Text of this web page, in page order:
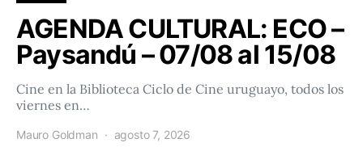
AGENDA CULTURAL: ECO –
Paysandú – 07/08 al 15/08
Cine en la Biblioteca Ciclo de Cine uruguayo, todos los
viernes en…
Mauro Goldman agosto 7, 2026